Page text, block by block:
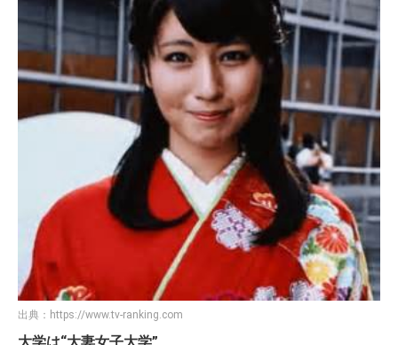
出典： https://www.tv-ranking.com